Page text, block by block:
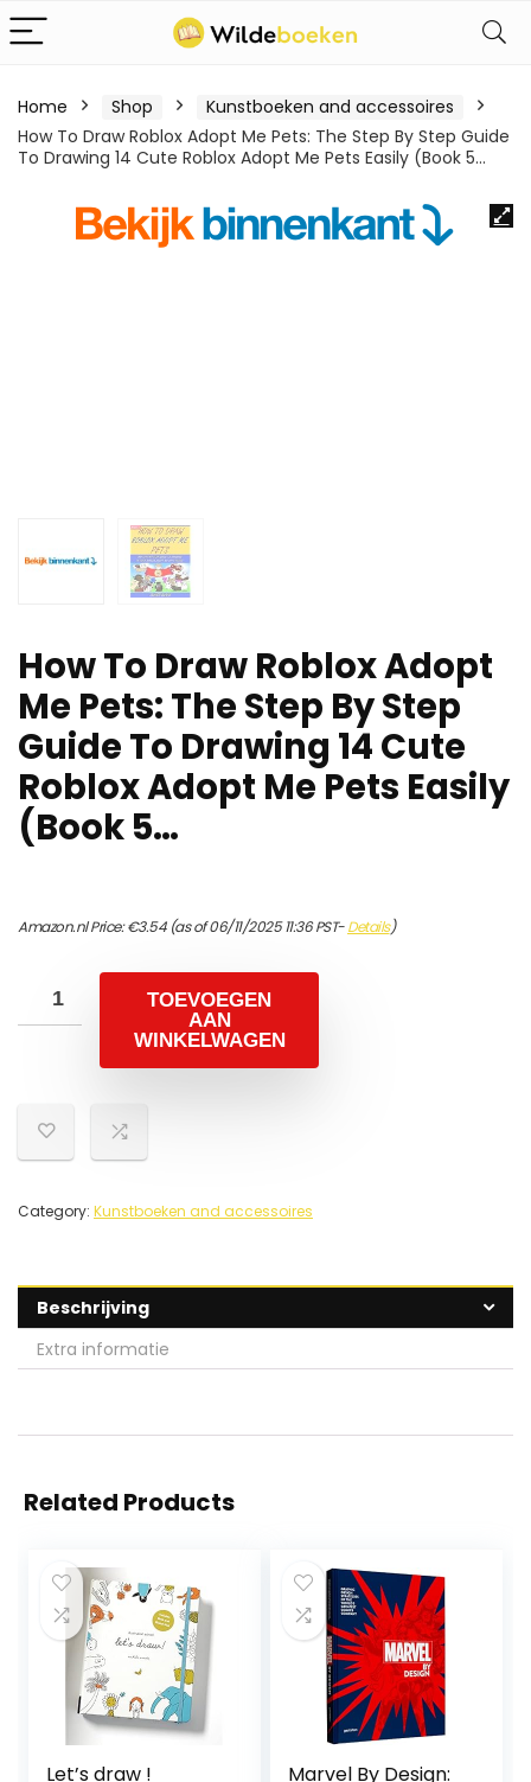
Home Shop
Kunstboeken and accessoires
How To Draw Roblox Adopt Me Pets: The Step By Step Guide
To Drawing 14 Cute Roblox Adopt Me Pets Easily (Book 5…
How To Draw Roblox Adopt
Me Pets: The Step By Step
Guide To Drawing 14 Cute
Roblox Adopt Me Pets Easily
(Book 5…
Amazon.nl Price:€3.54(as of 06/11/2025 11:36 PST-Details)
TOEVOEGEN
AAN
WINKELWAGEN
Category: Kunstboeken and accessoires
Beschrijving
Extra informatie
Related Products
Let’s draw !
Marvel By Design: